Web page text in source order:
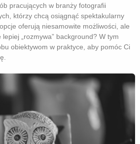
pracujących w branży fotografii
którzy chcą osiągnąć spektakularny
oferują niesamowite możliwości, ale
„rozmywa” background? W tym
obiektywom w praktyce, aby pomóc Ci